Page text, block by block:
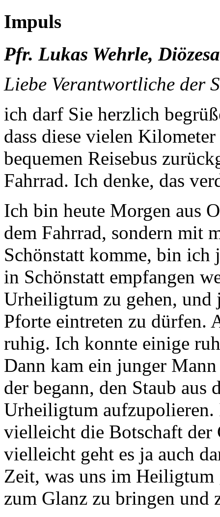
Impuls
Pfr. Lukas Wehrle,
Liebe Verantwortliche der
ich darf Sie herzlich
dass diese vielen
bequemen Reisebus
Fahrrad. Ich denke, das
Ich bin heute Morgen aus
dem Fahrrad, sondern mit
Schönstatt komme, bin ich
in Schönstatt empfangen
Urheiligtum zu gehen,
Pforte eintreten zu dürfen.
ruhig. Ich konnte einige
Dann kam ein junger
der begann, den Staub aus
Urheiligtum aufzupolieren.
vielleicht die Botschaft der
vielleicht geht es ja auch
Zeit, was uns im Heiligtum
zum Glanz zu bringen und